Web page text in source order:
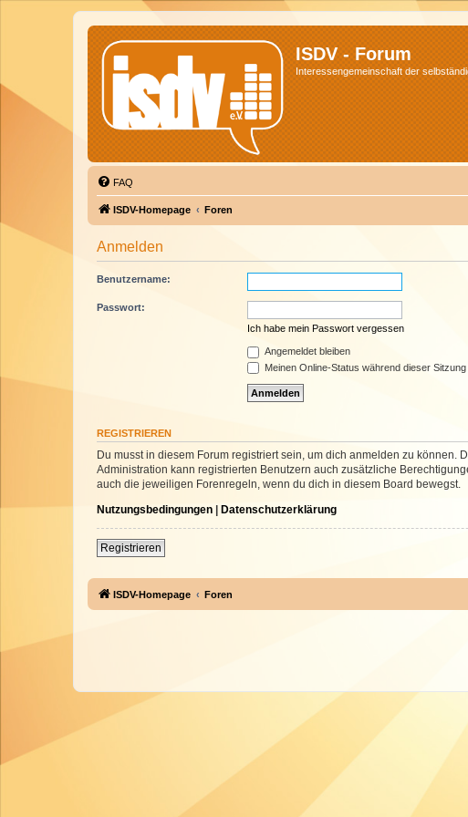
ISDV - Forum
Interessengemeinschaft der
FAQ
ISDV-Homepage Foren
Anmelden
Benutzername:
Passwort:
Ich habe mein Passwort vergessen
Angemeldet bleiben
Meinen Online-Status während dieser
REGISTRIEREN
Du musst in diesem Forum registriert sein, um dich anmelden zu
Administration kann registrierten Benutzern auch zusätzliche
auch die jeweiligen Forenregeln, wenn du dich in diesem Board bewegst.
Nutzungsbedingungen | Datenschutzerklärung
Registrieren
ISDV-Homepage Foren